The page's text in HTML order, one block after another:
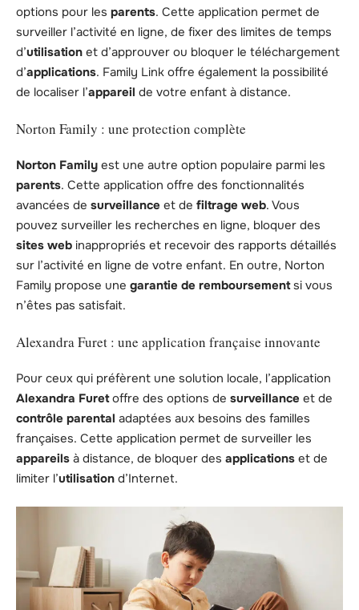
options pour les parents. Cette application permet de
surveiller l’activité en ligne, de fixer des limites de temps
d’utilisation et d’approuver ou bloquer le téléchargement
d’applications. Family Link offre également la possibilité
de localiser l’appareil de votre enfant à distance.
Norton Family : une protection complète
Norton Family est une autre option populaire parmi les
parents. Cette application offre des fonctionnalités
avancées de surveillance et de filtrage web. Vous
pouvez surveiller les recherches en ligne, bloquer des
sites web inappropriés et recevoir des rapports détaillés
sur l’activité en ligne de votre enfant. En outre, Norton
Family propose une garantie de remboursementsi vous
n’êtes pas satisfait.
Alexandra Furet : une application française innovante
Pour ceux qui préfèrent une solution locale, l’application
Alexandra Furetoffre des options de surveillance et de
contrôle parental adaptées aux besoins des familles
françaises. Cette application permet de surveiller les
appareils à distance, de bloquer des applications et de
limiter l’utilisation d’Internet.